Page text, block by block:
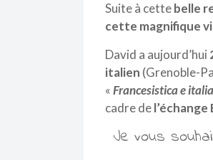
Suite à cettebelle
cette magnifique
David a aujourd’hui
italien (Grenoble-
«Francesistica e
cadre del’échange
Je vous